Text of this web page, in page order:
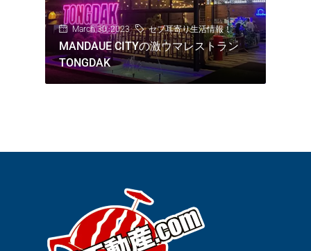
March 30, 2023 セブ耳寄り生活情報！
MANDAUE CITYの激ウマレストラン
TONGDAK